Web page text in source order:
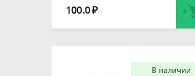
100.0₽
В наличии